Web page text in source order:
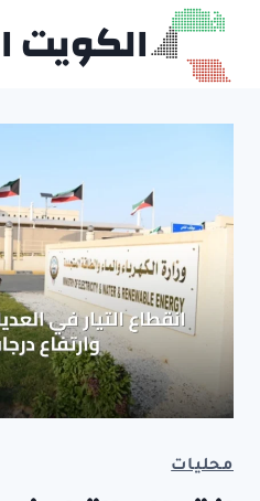
التجاوز
المحتوى
الكويت
محليات